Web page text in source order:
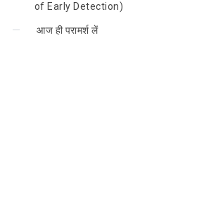
of Early Detection)
आज ही परामर्श लें